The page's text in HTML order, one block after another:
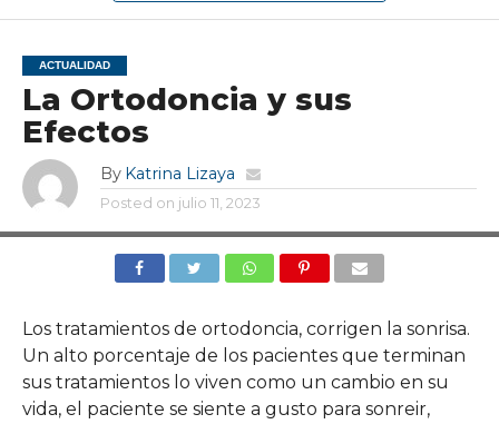
ACTUALIDAD
La Ortodoncia y sus
Efectos
By Katrina Lizaya
Posted on julio 11, 2023
Los tratamientos de ortodoncia, corrigen la sonrisa.
Un alto porcentaje de los pacientes que terminan
sus tratamientos lo viven como un cambio en su
vida, el paciente se siente a gusto para sonreir,